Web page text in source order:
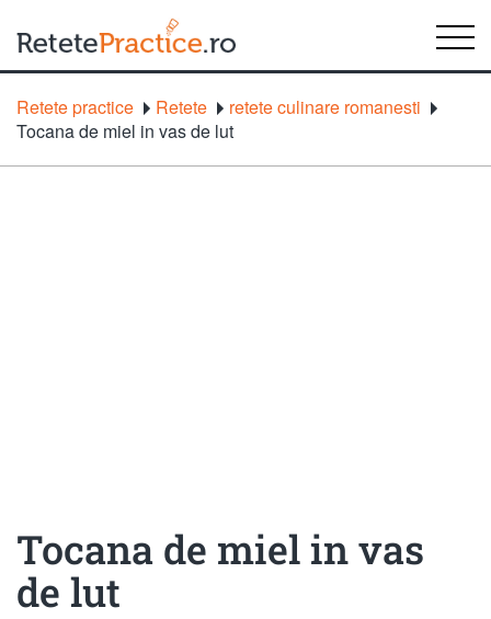
Retete practice Retete
retete culinare romanesti
Tocana de miel in vas de lut
Tocana de miel in vas
de lut